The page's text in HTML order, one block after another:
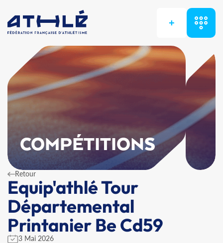
+
COMPÉTITIONS
Retour
Equip'athlé Tour
Départemental
Printanier Be Cd59
3 Mai 2026